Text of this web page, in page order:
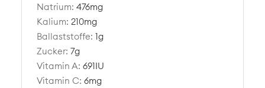
Natrium:476mg
Kalium:210mg
Ballaststoffe:1g
Zucker:7g
Vitamin A:691IU
Vitamin C:6mg